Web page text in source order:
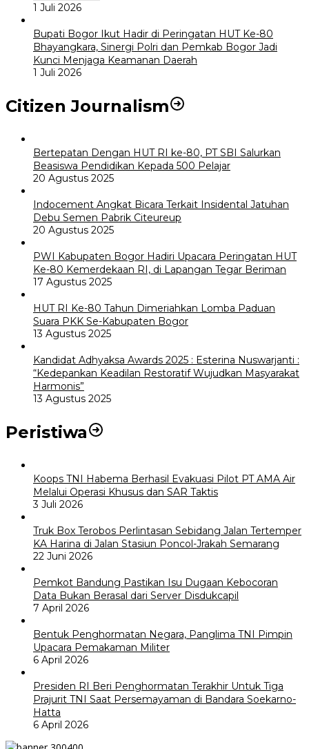
1 Juli 2026
Bupati Bogor Ikut Hadir di Peringatan HUT Ke-80
Bhayangkara, Sinergi Polri dan Pemkab Bogor Jadi
Kunci Menjaga Keamanan Daerah
1 Juli 2026
Citizen Journalism
Bertepatan Dengan HUT RI ke-80, PT SBI Salurkan
Beasiswa Pendidikan Kepada 500 Pelajar
20 Agustus 2025
Indocement Angkat Bicara Terkait Insidental Jatuhan
Debu Semen Pabrik Citeureup
20 Agustus 2025
PWI Kabupaten Bogor Hadiri Upacara Peringatan HUT
Ke-80 Kemerdekaan RI, di Lapangan Tegar Beriman
17 Agustus 2025
HUT RI Ke-80 Tahun Dimeriahkan Lomba Paduan
Suara PKK Se-Kabupaten Bogor
13 Agustus 2025
Kandidat Adhyaksa Awards 2025 : Esterina Nuswarjanti :
“Kedepankan Keadilan Restoratif Wujudkan Masyarakat
Harmonis”
13 Agustus 2025
Peristiwa
Koops TNI Habema Berhasil Evakuasi Pilot PT AMA Air
Melalui Operasi Khusus dan SAR Taktis
3 Juli 2026
Truk Box Terobos Perlintasan Sebidang Jalan Tertemper
KA Harina di Jalan Stasiun Poncol-Jrakah Semarang
22 Juni 2026
Pemkot Bandung Pastikan Isu Dugaan Kebocoran
Data Bukan Berasal dari Server Disdukcapil
7 April 2026
Bentuk Penghormatan Negara, Panglima TNI Pimpin
Upacara Pemakaman Militer
6 April 2026
Presiden RI Beri Penghormatan Terakhir Untuk Tiga
Prajurit TNI Saat Persemayaman di Bandara Soekarno-
Hatta
6 April 2026